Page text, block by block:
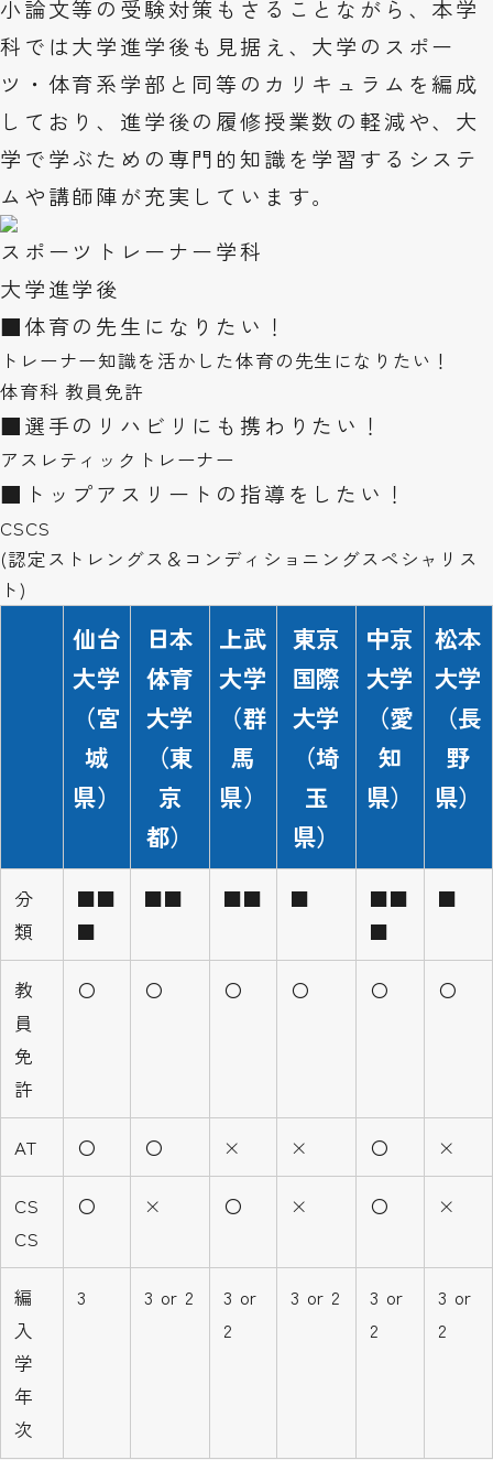
小論文等の受験対策もさることながら、本学
科では大学進学後も見据え、大学のスポー
ツ・体育系学部と同等のカリキュラムを編成
しており、進学後の履修授業数の軽減や、大
学で学ぶための専門的知識を学習するシステ
ムや講師陣が充実しています。
スポーツトレーナー学科
大学進学後
■体育の先生になりたい！
トレーナー知識を活かした体育の先生になりたい！
体育科 教員免許
■選手のリハビリにも携わりたい！
アスレティックトレーナー
■ トップアスリートの指導をしたい！
CSCS
(認定ストレングス＆コンディショニングスペシャリス
ト)
仙台
大学
（宮
城
県）
日本
体育
大学
（東
京
都）
上武
大学
（群
馬
県）
東京
国際
大学
（埼
玉
県）
中京
大学
（愛
知
県）
松本
大学
（長
野
県）
分
類
■■
■
■■ ■■ ■ ■■
■
■
教
員
免
許
〇 〇 〇 〇 〇 〇
AT 〇 〇 × × 〇 ×
CS
CS
〇 × 〇 × 〇 ×
編
入
学
年
次
3 3 or 2
3 or
2
3 or 2
3 or
2
3 or
2